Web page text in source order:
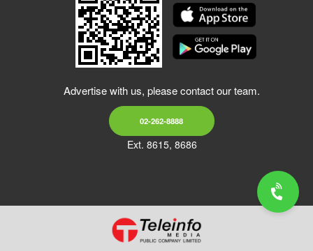
Advertise with us, please contact our team.
02-262-8888
Ext. 8615, 8686